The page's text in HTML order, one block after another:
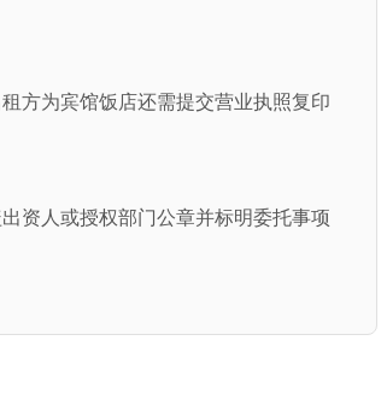
方为宾馆饭店还需提交营业执照复印
资人或授权部门公章并标明委托事项